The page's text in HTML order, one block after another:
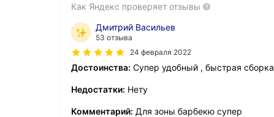
Как Яндекс проверяет отзывы
Дмитрий Васильев
53 отзыва
24 февраля 2022
Достоинства: Супер удобный , быстрая сборка
Недостатки: Нету
Комментарий: Для зоны барбекю супер